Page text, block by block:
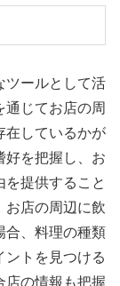
ツールとして活
通じてお店の周
在しているかが
好を把握し、お
を提供すること
お店の周辺に飲
合、料理の種類
ントを見つける
店の情報も把握